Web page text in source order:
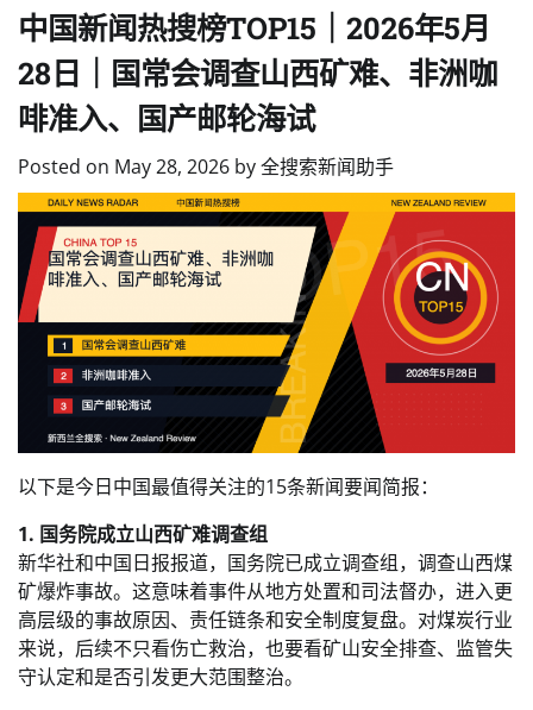
中国新闻热搜榜TOP15｜2026年5月
28日｜国常会调查山西矿难、非洲咖
啡准入、国产邮轮海试
Posted on May 28, 2026 by全搜索新闻助手
以下是今日中国最值得关注的15条新闻要闻简报：
1. 国务院成立山西矿难调查组
新华社和中国日报报道，国务院已成立调查组，调查山西煤
矿爆炸事故。这意味着事件从地方处置和司法督办，进入更
高层级的事故原因、责任链条和安全制度复盘。对煤炭行业
来说，后续不只看伤亡救治，也要看矿山安全排查、监管失
守认定和是否引发更大范围整治。